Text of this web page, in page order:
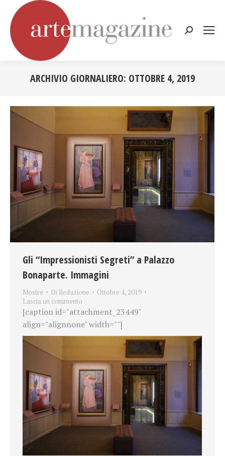
Cerca:
ARCHIVIO GIORNALIERO: OTTOBRE 4, 2019
Gli “Impressionisti Segreti” a Palazzo
Bonaparte. Immagini
Mostre Di Redazione
Ottobre 4, 2019
Lascia un commento
[caption id="attachment_23449"
align="alignnone" width=""]